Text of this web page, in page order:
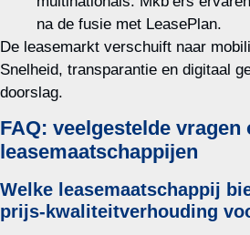
na de fusie met LeasePlan.
De leasemarkt verschuift naar
Snelheid, transparantie en digitaal
doorslag.
FAQ: veelgestelde vragen
leasemaatschappijen
Welke leasemaatschappij
prijs‑kwaliteitverhouding